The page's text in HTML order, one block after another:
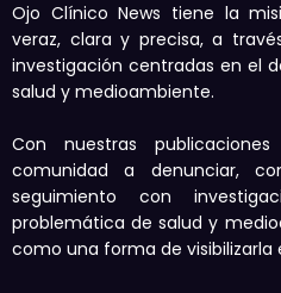
Ojo Clínico News tiene la
veraz, clara y precisa, a
investigación centradas en el
salud y medioambiente.
Con nuestras
comunidad a denunciar,
seguimiento con
problemática de salud y
como una forma de visibilizarla